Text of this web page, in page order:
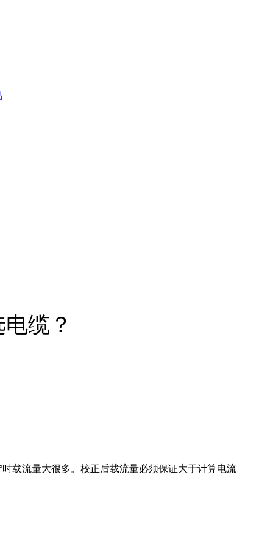
缆？
载流量大很多。校正后载流量必须保证大于计算电流